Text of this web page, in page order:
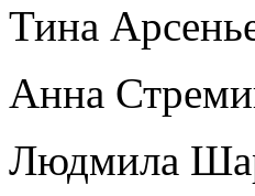
Тина
Анна
Людмила